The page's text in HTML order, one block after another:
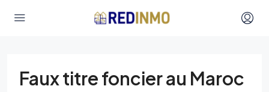
Faux titre foncier au Maroc